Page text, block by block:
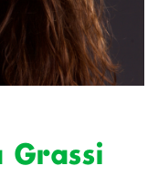
Grassi